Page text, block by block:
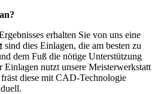
erhalten Sie von uns eine
dies Einlagen, die am besten zu
dem Fuß die nötige Unterstützung
Einlagen nutzt unsere Meisterwerkstatt
diese mit CAD-Technologie